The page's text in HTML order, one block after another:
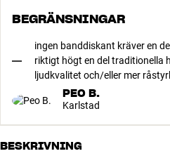
BEGRÄNSNINGAR
ingen banddiskant kräver en
riktigt högt en del traditionella
ljudkvalitet och/eller mer
PEO B.
Karlstad
BESKRIVNING